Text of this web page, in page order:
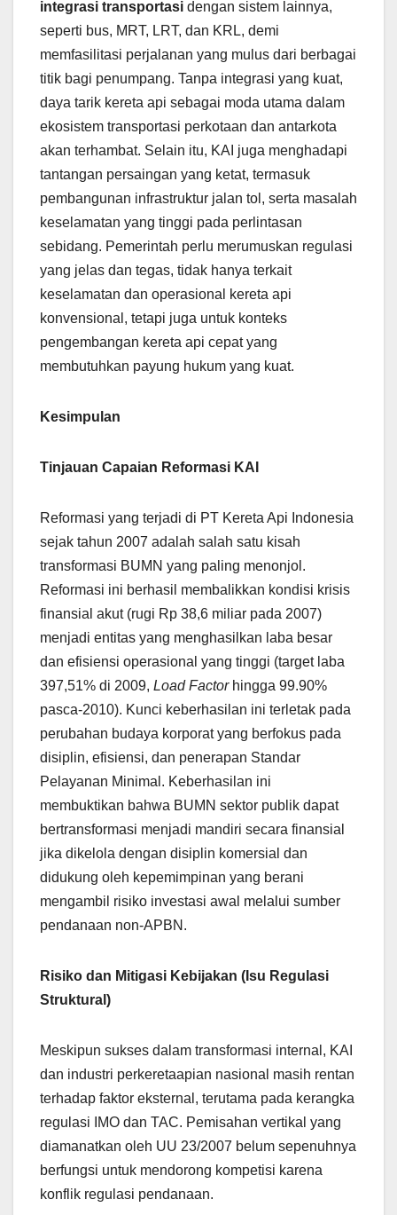
integrasi transportasi dengan sistem lainnya,
seperti bus, MRT, LRT, dan KRL, demi
memfasilitasi perjalanan yang mulus dari berbagai
titik bagi penumpang. Tanpa integrasi yang kuat,
daya tarik kereta api sebagai moda utama dalam
ekosistem transportasi perkotaan dan antarkota
akan terhambat. Selain itu, KAI juga menghadapi
tantangan persaingan yang ketat, termasuk
pembangunan infrastruktur jalan tol, serta masalah
keselamatan yang tinggi pada perlintasan
sebidang. Pemerintah perlu merumuskan regulasi
yang jelas dan tegas, tidak hanya terkait
keselamatan dan operasional kereta api
konvensional, tetapi juga untuk konteks
pengembangan kereta api cepat yang
membutuhkan payung hukum yang kuat.
Kesimpulan
Tinjauan Capaian Reformasi KAI
Reformasi yang terjadi di PT Kereta Api Indonesia
sejak tahun 2007 adalah salah satu kisah
transformasi BUMN yang paling menonjol.
Reformasi ini berhasil membalikkan kondisi krisis
finansial akut (rugi Rp 38,6 miliar pada 2007)
menjadi entitas yang menghasilkan laba besar
dan efisiensi operasional yang tinggi (target laba
397,51% di 2009, Load Factorhingga 99.90%
pasca-2010). Kunci keberhasilan ini terletak pada
perubahan budaya korporat yang berfokus pada
disiplin, efisiensi, dan penerapan Standar
Pelayanan Minimal. Keberhasilan ini
membuktikan bahwa BUMN sektor publik dapat
bertransformasi menjadi mandiri secara finansial
jika dikelola dengan disiplin komersial dan
didukung oleh kepemimpinan yang berani
mengambil risiko investasi awal melalui sumber
pendanaan non-APBN.
Risiko dan Mitigasi Kebijakan (Isu Regulasi
Struktural)
Meskipun sukses dalam transformasi internal, KAI
dan industri perkeretaapian nasional masih rentan
terhadap faktor eksternal, terutama pada kerangka
regulasi IMO dan TAC. Pemisahan vertikal yang
diamanatkan oleh UU 23/2007 belum sepenuhnya
berfungsi untuk mendorong kompetisi karena
konflik regulasi pendanaan.